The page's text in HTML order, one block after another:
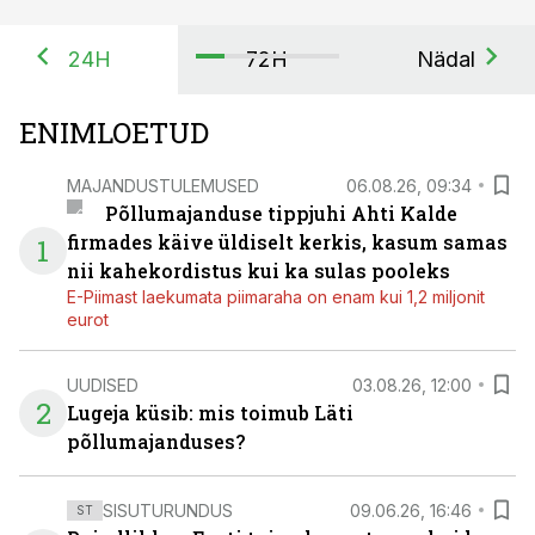
24H 72H Nädal
ENIMLOETUD
1
MAJANDUSTULEMUSED 06.08.26, 09:34
Põllumajanduse tippjuhi Ahti Kalde
firmades käive üldiselt kerkis, kasum samas
nii kahekordistus kui ka sulas pooleks
E-Piimast laekumata piimaraha on enam kui 1,2 miljonit
eurot
2
UUDISED 03.08.26, 12:00
Lugeja küsib: mis toimub Läti
põllumajanduses?
ST SISUTURUNDUS 09.06.26, 16:46